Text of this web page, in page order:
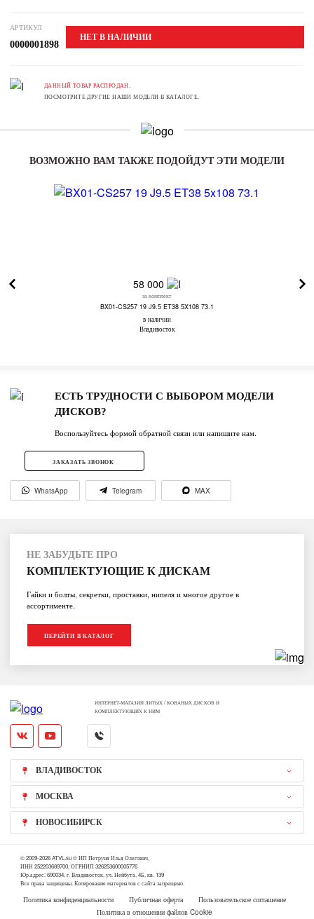
АРТИКУЛ
0000001898
НЕТ В НАЛИЧИИ
ДАННЫЙ ТОВАР РАСПРОДАН.
ПОСМОТРИТЕ ДРУГИЕ НАШИ МОДЕЛИ В КАТАЛОГЕ.
ВОЗМОЖНО ВАМ ТАКЖЕ ПОДОЙДУТ ЭТИ МОДЕЛИ
58 000
за комплект
BX01-CS257 19 J9.5 ET38 5X108 73.1
в наличии
Владивосток
ЕСТЬ ТРУДНОСТИ С ВЫБОРОМ МОДЕЛИ
ДИСКОВ?
Воспользуйтесь формой обратной связи или напишите нам.
ЗАКАЗАТЬ ЗВОНОК
WhatsApp Telegram MAX
НЕ ЗАБУДЬТЕ ПРО
КОМПЛЕКТУЮЩИЕ К ДИСКАМ
Гайки и болты, секретки, проставки, нипеля и многое другое в
ассортименте.
ПЕРЕЙТИ В КАТАЛОГ
ИНТЕРНЕТ-МАГАЗИН ЛИТЫХ / КОВАНЫХ ДИСКОВ И
КОМПЛЕКТУЮЩИХ К НИМ
ВЛАДИВОСТОК
МОСКВА
НОВОСИБИРСК
© 2009-2026 ATVL.su © ИП Петруня Илья Олегович,
ИНН 252203689700, ОГРНИП 326253600005776
Юр.адрес: 690034, г. Владивосток, ул. Нейбута, 4Б, кв. 139
Все права защищены. Копирование материалов с сайта запрещено.
Политика конфиденциальности Публичная оферта
Пользовательское соглашение
Политика в отношении файлов Cookie